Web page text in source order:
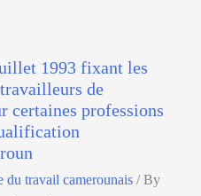
1993 fixant les
de
certaines professions
du travail camerounais / By